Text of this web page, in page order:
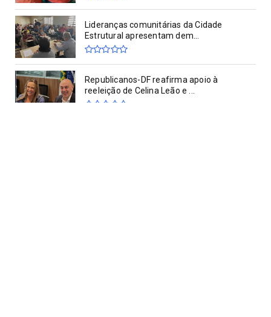
Lideranças comunitárias da Cidade
Estrutural apresentam dem...
Republicanos-DF reafirma apoio à
reeleição de Celina Leão e ...